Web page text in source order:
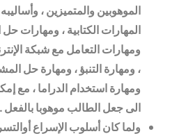
الموهوبين والمتميزين ،
المهارات الكتابية ، ومهارات
ومهارات التعامل مع شبكة
، ومهارة التنبؤ ، ومهارة حل
ومهارة استخدام الدراما ، مع
الى جعل الطالب موهوبا بالفعل.
ولما كان أسلوب الإسراع